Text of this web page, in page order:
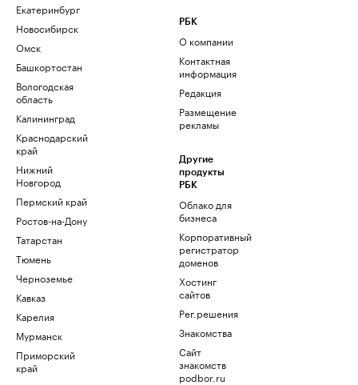
Екатеринбург
Новосибирск
Омск
Башкортостан
Вологодская
область
Калининград
Краснодарский
край
Нижний
Новгород
Пермский край
Ростов-на-Дону
Татарстан
Тюмень
Черноземье
Кавказ
Карелия
Мурманск
Приморский
край
РБК
О компании
Контактная
информация
Редакция
Размещение
рекламы
Другие
продукты
РБК
Облако для
бизнеса
Корпоративный
регистратор
доменов
Хостинг
сайтов
Рег.решения
Знакомства
Сайт
знакомств
podbor.ru